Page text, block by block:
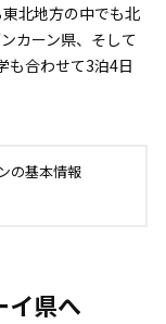
北地方の中でも北
カーン県、そして
も合わせて3泊4日
の基本情報
イ県へ